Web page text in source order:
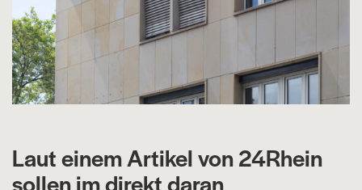
Laut einem Artikel von 24Rhein
sollen im direkt daran